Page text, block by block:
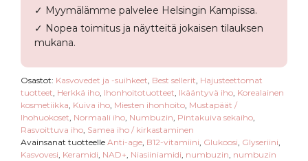
✓ Myymälämme palvelee Helsingin Kampissa.
✓ Nopea toimitus ja näytteitä jokaisen tilauksen
mukana.
Osastot: Kasvovedet ja -suihkeet, Best sellerit, Hajusteettomat
tuotteet, Herkkä iho, Ihonhoitotuotteet, Ikääntyvä iho, Korealainen
kosmetiikka, Kuiva iho, Miesten ihonhoito, Mustapäät /
Ihohuokoset, Normaali iho, Numbuzin, Pintakuiva sekaiho,
Rasvoittuva iho, Samea iho / kirkastaminen
Avainsanat tuotteelle Anti-age, B12-vitamiini, Glukoosi, Glyseriini,
Kasvovesi, Keramidi, NAD+, Niasiiniamidi, numbuzin, numbuzin